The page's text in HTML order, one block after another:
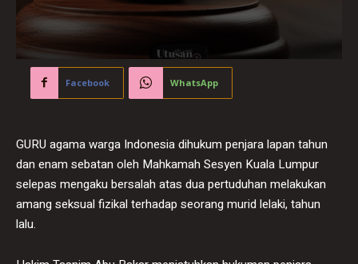
Facebook WhatsApp
GURU agama warga Indonesia dihukum penjara lapan tahun
dan enam sebatan oleh Mahkamah Sesyen Kuala Lumpur
selepas mengaku bersalah atas dua pertuduhan melakukan
amang seksual fizikal terhadap seorang murid lelaki, tahun
lalu.